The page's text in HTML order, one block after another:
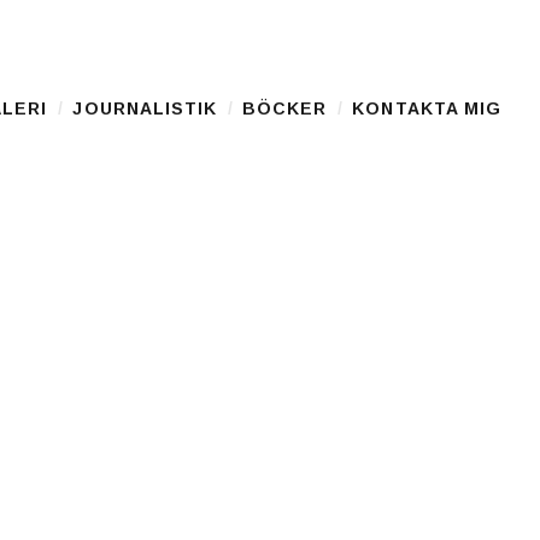
JOURNALISTIK BÖCKER KONTAKTA MIG